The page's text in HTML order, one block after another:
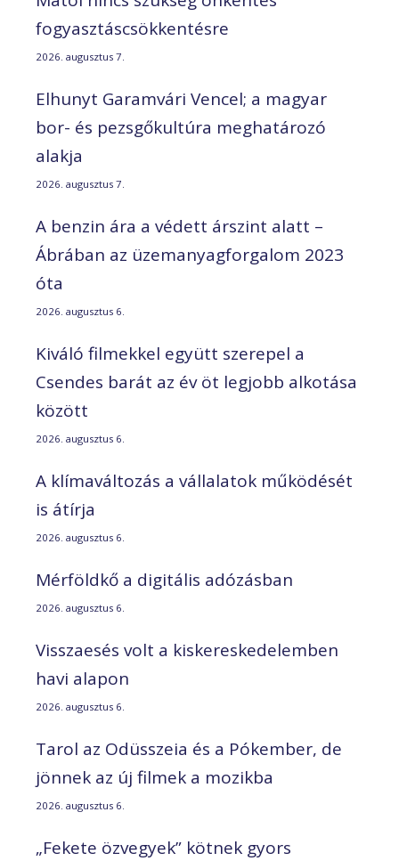
fogyasztáscsökkentésre
2026. augusztus 7.
Elhunyt Garamvári Vencel; a magyar
bor- és pezsgőkultúra meghatározó
alakja
2026. augusztus 7.
A benzin ára a védett árszint alatt –
Ábrában az üzemanyagforgalom 2023
óta
2026. augusztus 6.
Kiváló filmekkel együtt szerepel a
Csendes barát az év öt legjobb alkotása
között
2026. augusztus 6.
A klímaváltozás a vállalatok működését
is átírja
2026. augusztus 6.
Mérföldkő a digitális adózásban
2026. augusztus 6.
Visszaesés volt a kiskereskedelemben
havi alapon
2026. augusztus 6.
Tarol az Odüsszeia és a Pókember, de
jönnek az új filmek a mozikba
2026. augusztus 6.
„Fekete özvegyek” kötnek gyors